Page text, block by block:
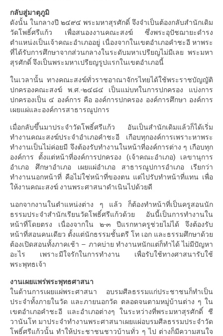
กลับสู่มาตุภูมิ
ดังนั้น ในกลางปี ๒๔๙๔ พระมหาสุรศักดิ์ จึงจำเป็นต้องกลับสำนักเดิม
วัดโพธิ์ศรีแก้ว เพื่อสนองงานคณะสงฆ์ ซึ่งพระอุปัชฌายะดำรง
ตำแหน่งเป็นเจ้าคณะอำเภออยู่ เนื่องจากในเขตอำเภอคำชะอี หาพระ
ที่ได้รับการศึกษาจากส่วนกลางในระดับมหาเปรียญไม่มีเลย พระมหา
สุรศักดิ์ จึงเป็นพระมหาเปรียญรูปแรกในเขตอำเภอนี้
ในเวลานั้น ทางคณะสงฆ์ทั่วราชอาณาจักรไทยได้ใช้พระราชบัญญัติ
ปกครองคณะสงฆ์ พ.ศ.-๒๔๘๔ เป็นแม่บทในการปกครอง แบ่งการ
ปกครองเป็น ๔ องค์การ คือ องค์การปกครอง องค์การศึกษา องค์การ
เผยแผ่และองค์การสาธารณูปการ
เมื่อกลับขึ้นมาประจำวัดโพธิ์ศรีแก้ว อันเป็นสำนักเดิมแล้วก็ได้เริ่ม
ทำงานคณะสงฆ์ประจำอำเภอคำชะอี เกือบทุกองค์การเพราะหาพระ
ทำงานเป็นไม่ค่อยมี จึงต้องรับทำงานในหน้าที่องค์การต่าง ๆ เกือบทุก
องค์การ ตั้งแต่หน้าที่องค์การปกครอง (เจ้าคณะอำเภอ) เลขานุการ
อำเภอ ศึกษาอำเภอ เผยแผ่อำเภอ สาธารณูปการอำเภอ เรียกว่า
ทำงานนอกหน้าที่ คือไม่ใช่หน้าที่ของตน แต่ไปรับทำหน้าที่แทน เพื่อ
ให้งานคณะสงฆ์ งานพระศาสนาดำเนินไปด้วยดี
นอกจากงานในตำแหน่งต่าง ๆ แล้ว ก็ต้องทำหน้าที่เป็นครูสอนนัก
ธรรมประจำสำนักเรียนวัดโพธิ์ศรีแก้วด้วย อันนี้เป็นการทำงานใน
หน้าที่โดยตรง เนื่องจากใน ๒-๓ ปีแรกหาครูช่วยไม่ได้ จึงต้องรับ
หน้าที่สอนคนเดียว ตั้งแต่นักธรรมชั้นตรี โท เอก และธรรมศึกษาด้วย
ต้องเปิดสอนทั้งภาคเช้า – ภาคบ่าย ทำงานหนักแต่ก็ทำได้ ไม่มีปัญหา
อะไร เพราะมีใจรักในการทำงาน เพื่อรับใช้ทางศาสนารับใช้
พระพุทธเจ้า
งานเผยแพร่พระพุทธศาสนา
ในด้านการเผยแผ่พระศาสนา อบรมศีลธรรมแก่ประชาชนก็ทำเป็น
ประจำทั้งภายในวัด และภายนอกวัด ตลอดจนตามหมู่บ้านต่าง ๆ ใน
เขตอำเภอคำชะอี และอำเภอต่างๆ ในระหว่างที่พระมหาสุรศักดิ์ ชี
วานันโท มาประจำทำงานพระศาสนาเผยแผ่อบรมศีลธรรมประจำวัด
โพธิ์ศรีแก้วนั้น ทำให้ประชาชนชาวบ้านทั่ว ๆ ไป ต่างก็มีความสนใจ